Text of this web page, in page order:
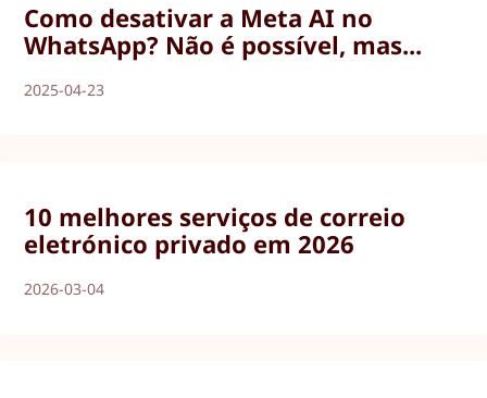
Como desativar a Meta AI no
WhatsApp? Não é possível, mas...
2025-04-23
10 melhores serviços de correio
eletrónico privado em 2026
2026-03-04